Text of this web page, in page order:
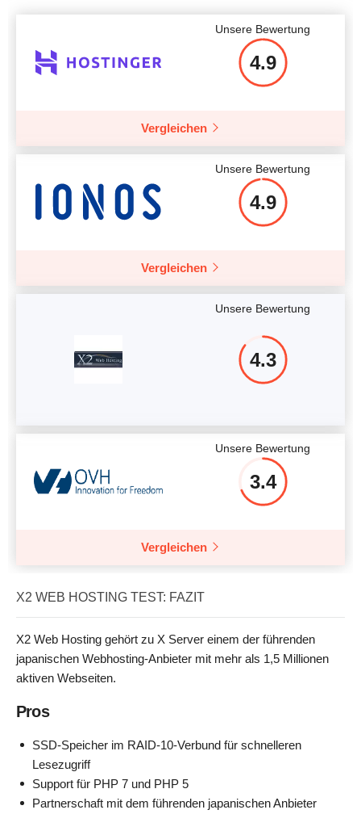
Unsere Bewertung
4.9
Vergleichen
Unsere Bewertung
4.9
Vergleichen
Unsere Bewertung
4.3
Unsere Bewertung
3.4
Vergleichen
X2 WEB HOSTING TEST: FAZIT
X2 Web Hosting gehört zu X Server einem der führenden
japanischen Webhosting-Anbieter mit mehr als 1,5 Millionen
aktiven Webseiten.
Pros
SSD-Speicher im RAID-10-Verbund für schnelleren
Lesezugriff
Support für PHP 7 und PHP 5
Partnerschaft mit dem führenden japanischen Anbieter